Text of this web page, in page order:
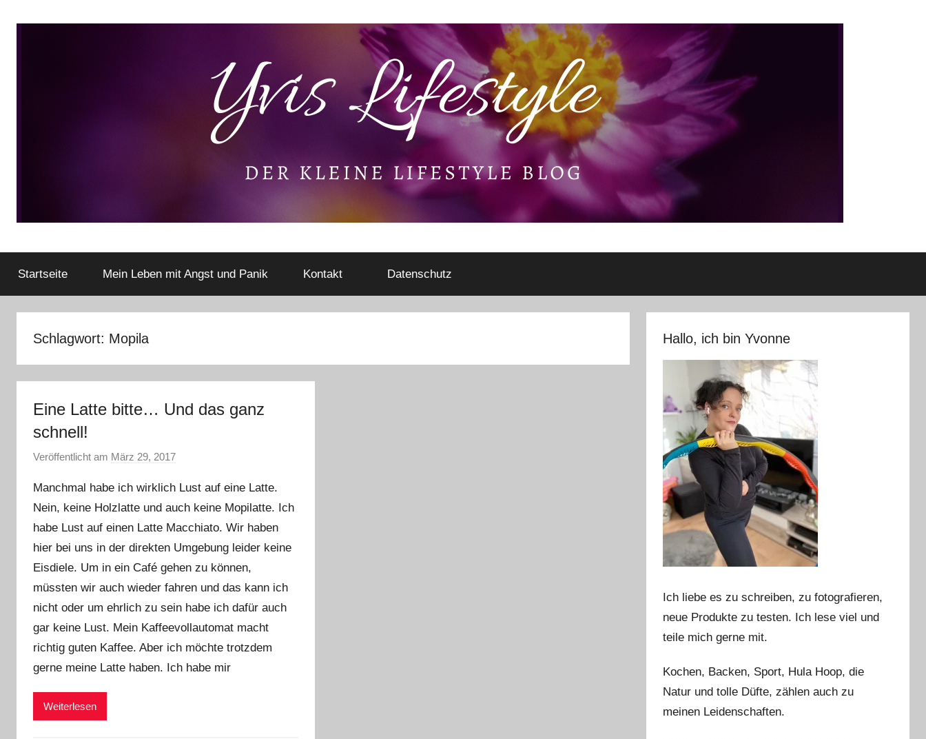
Yvis
Lifestyle
kleine
Lifestyle
Rezensionen,
Produkttests
und
mehr
Startseite Mein Leben mit Angst und Panik Kontakt Datenschutz
Schlagwort: Mopila
Eine Latte bitte… Und das ganz
schnell!
Veröffentlicht am März 29, 2017
n
Y
v
o
n
n
Manchmal habe ich wirklich Lust auf eine Latte.
Nein, keine Holzlatte und auch keine Mopilatte. Ich
habe Lust auf einen Latte Macchiato. Wir haben
hier bei uns in der direkten Umgebung leider keine
Eisdiele. Um in ein Café gehen zu können,
müssten wir auch wieder fahren und das kann ich
nicht oder um ehrlich zu sein habe ich dafür auch
gar keine Lust. Mein Kaffeevollautomat macht
richtig guten Kaffee. Aber ich möchte trotzdem
gerne meine Latte haben. Ich habe mir
Weiterlesen
Hallo, ich bin Yvonne
Ich liebe es zu schreiben, zu fotografieren,
neue Produkte zu testen. Ich lese viel und
teile mich gerne mit.
Kochen, Backen, Sport, Hula Hoop, die
Natur und tolle Düfte, zählen auch zu
meinen Leidenschaften.